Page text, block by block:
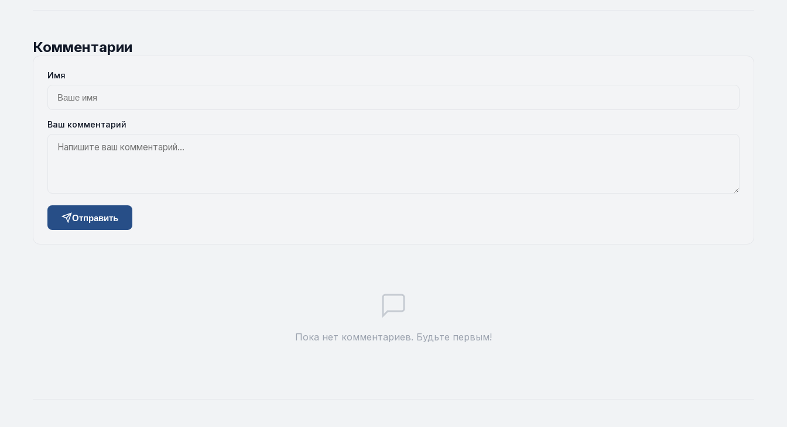
Комментарии
Имя
Ваш комментарий
Отправить
Пока нет комментариев. Будьте первым!